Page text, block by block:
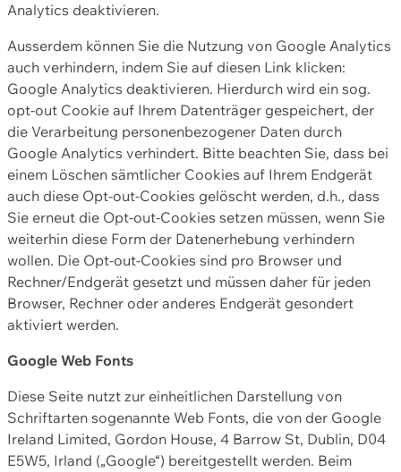
Analytics deaktivieren.
Ausserdem können Sie die Nutzung von Google Analytics
auch verhindern, indem Sie auf diesen Link klicken:
Google Analytics deaktivieren. Hierdurch wird ein sog.
opt-out Cookie auf Ihrem Datenträger gespeichert, der
die Verarbeitung personenbezogener Daten durch
Google Analytics verhindert. Bitte beachten Sie, dass bei
einem Löschen sämtlicher Cookies auf Ihrem Endgerät
auch diese Opt-out-Cookies gelöscht werden, d.h., dass
Sie erneut die Opt-out-Cookies setzen müssen, wenn Sie
weiterhin diese Form der Datenerhebung verhindern
wollen. Die Opt-out-Cookies sind pro Browser und
Rechner/Endgerät gesetzt und müssen daher für jeden
Browser, Rechner oder anderes Endgerät gesondert
aktiviert werden.
Google Web Fonts
Diese Seite nutzt zur einheitlichen Darstellung von
Schriftarten sogenannte Web Fonts, die von der Google
Ireland Limited, Gordon House, 4 Barrow St, Dublin, D04
E5W5, Irland („Google“) bereitgestellt werden. Beim